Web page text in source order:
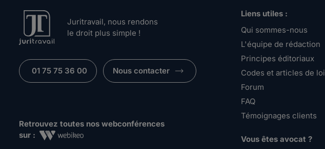
Juritravail, nous rendons
le droit plus simple !
01 75 75 36 00 Nous contacter
Retrouvez toutes nos webconférences
sur :
Liens utiles :
Qui sommes-nous
L'équipe de rédaction
Principes éditoriaux
Codes et articles de loi
Forum
FAQ
Témoignages clients
Vous êtes avocat ?